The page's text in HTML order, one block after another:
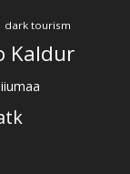
dark tourism
Kaldur